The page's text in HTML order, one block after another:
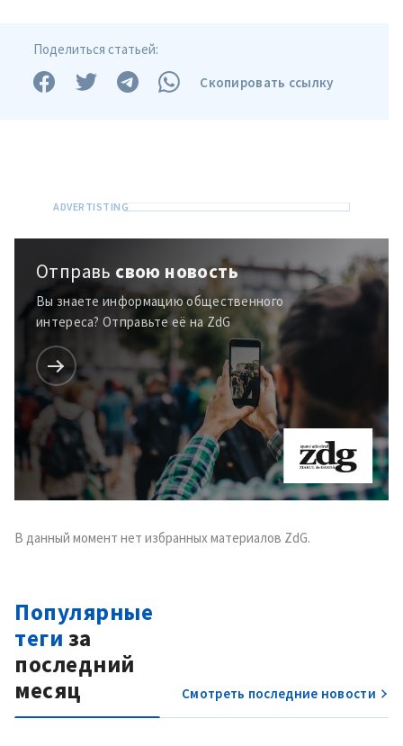
Поделиться статьей:
Скопировать ссылку
Отправь свою новость
Вы знаете информацию общественного
интереса? Отправьте её на ZdG
В данный момент нет избранных материалов ZdG.
Популярные
теги за
последний
месяц
Смотреть последние новости